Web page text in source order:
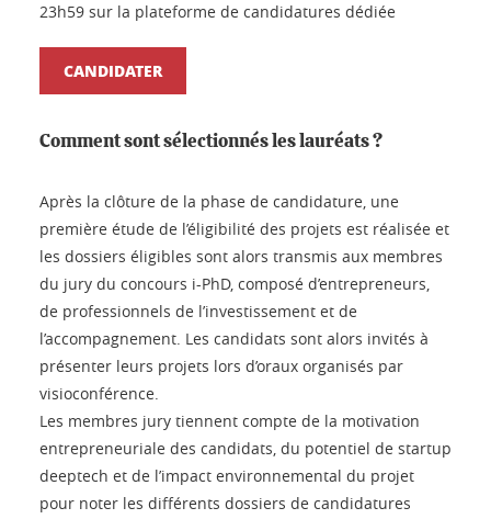
23h59 sur la plateforme de candidatures dédiée
CANDIDATER
Comment sont sélectionnés les lauréats ?
Après la clôture de la phase de candidature, une
première étude de l’éligibilité des projets est réalisée et
les dossiers éligibles sont alors transmis aux membres
du jury du concours i-PhD, composé d’entrepreneurs,
de professionnels de l’investissement et de
l’accompagnement. Les candidats sont alors invités à
présenter leurs projets lors d’oraux organisés par
visioconférence.
Les membres jury tiennent compte de la motivation
entrepreneuriale des candidats, du potentiel de startup
deeptech et de l’impact environnemental du projet
pour noter les différents dossiers de candidatures